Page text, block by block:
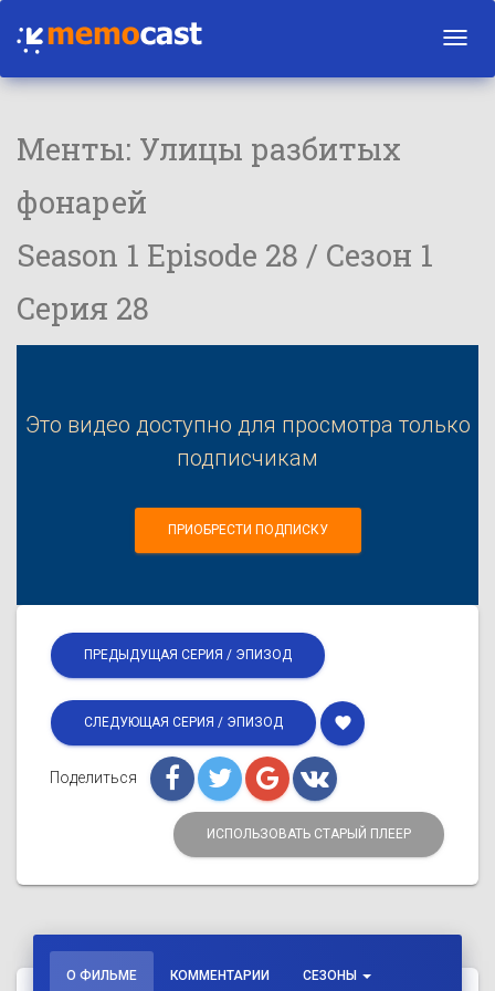
Менты: Улицы разбитых
фонарей
Season 1 Episode 28 / Сезон 1
Серия 28
Это видео доступно для просмотра только
подписчикам
ПРИОБРЕСТИ ПОДПИСКУ
ПРЕДЫДУЩАЯ СЕРИЯ / ЭПИЗОД
СЛЕДУЮЩАЯ СЕРИЯ / ЭПИЗОД favorite
Поделиться
ИСПОЛЬЗОВАТЬ СТАРЫЙ ПЛЕЕР
О ФИЛЬМЕ КОММЕНТАРИИ СЕЗОНЫ